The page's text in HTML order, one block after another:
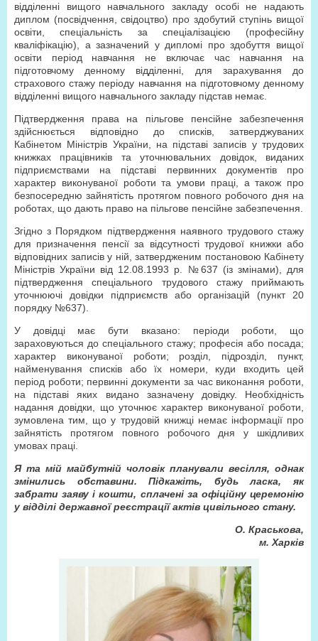
відділенні вищого навчального закладу особі не надають
диплом (посвідчення, свідоцтво) про здобутий ступінь вищої
освіти, спеціальність за спеціалізацією (професійну
кваліфікацію), а зазначений у дипломі про здобуття вищої
освіти період навчання не включає час навчання на
підготовчому денному відділенні, для зарахування до
страхового стажу періоду навчання на підготовчому денному
відділенні вищого навчального закладу підстав немає.
Підтвердження права на пільгове пенсійне забезпечення
здійснюється відповідно до списків, затверджуваних
Кабінетом Міністрів України, на підставі записів у трудових
книжках працівників та уточнювальних довідок, виданих
підприємствами на підставі первинних документів про
характер виконуваної роботи та умови праці, а також про
безпосередню зайнятість протягом повного робочого дня на
роботах, що дають право на пільгове пенсійне забезпечення.
Згідно з Порядком підтвердження наявного трудового стажу
для призначення пенсії за відсутності трудової книжки або
відповідних записів у ній, затвердженим постановою Кабінету
Міністрів України від 12.08.1993 р. №637 (із змінами), для
підтвердження спеціального трудового стажу приймають
уточнюючі довідки підприємств або організацій (пункт 20
порядку №637).
У довідці має бути вказано: періоди роботи, що
зараховуються до спеціального стажу; професія або посада;
характер виконуваної роботи; розділ, підрозділ, пункт,
найменування списків або їх номери, куди входить цей
період роботи; первинні документи за час виконання роботи,
на підставі яких видано зазначену довідку. Необхідність
надання довідки, що уточнює характер виконуваної роботи,
зумовлена тим, що у трудовій книжці немає інформації про
зайнятість протягом повного робочого дня у шкідливих
умовах праці.
Я та мій майбутній чоловік планували весілля, однак
змінились обставини. Підкажіть, будь ласка, як
забрати заяву і кошти, сплачені за офіційну церемонію
у відділі державної реєстрації актів цивільного стану.
О. Краськова,
м. Харків